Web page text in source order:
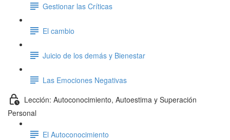
Gestionar las Críticas
El cambio
Juicio de los demás y Bienestar
Las Emociones Negativas
Lección: Autoconocimiento, Autoestima y Superación
Personal
El Autoconocimiento